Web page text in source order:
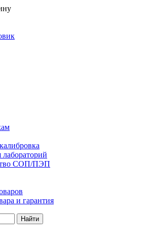
лабораторий
СОП/ПЭП
и гарантия
Найти